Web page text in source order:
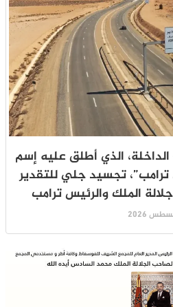
الذي أطلق عليه إسم
ترامب”، تجسيد جلي للتقدير
الملك والرئيس ترامب